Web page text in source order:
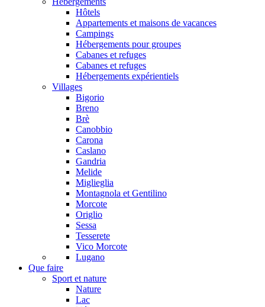
Hôtels
Appartements et maisons de vacances
Campings
Hébergements pour groupes
Cabanes et refuges
Cabanes et refuges
Hébergements expérientiels
Villages
Bigorio
Breno
Brè
Canobbio
Carona
Caslano
Gandria
Melide
Miglieglia
Montagnola et Gentilino
Morcote
Origlio
Sessa
Tesserete
Vico Morcote
Lugano
Que faire
Sport et nature
Nature
Lac